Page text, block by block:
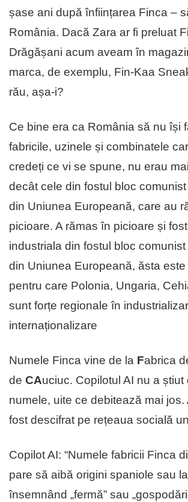
șase ani după înființarea Finca –
România. Dacă Zara ar fi preluat
Drăgășani acum aveam în
marca, de exemplu, Fin-Kaa
rău, așa-i?
Ce bine era ca România să nu își
fabricile, uzinele și combinatele
credeți ce vi se spune, nu erau
decât cele din fostul bloc
din Uniunea Europeană, care au
picioare. A rămas în picioare și
industriala din fostul bloc
din Uniunea Europeană, ăsta este
pentru care Polonia, Ungaria,
sunt forțe regionale în
internaționalizare
Numele Finca vine de la Fabrica
de CAuciuc. Copilotul AI nu a
numele, uite ce debitează mai jos.
fost descifrat pe rețeaua socială
Copilot AI: “Numele fabricii Finca
pare să aibă origini spaniole sau
însemnând „fermă” sau